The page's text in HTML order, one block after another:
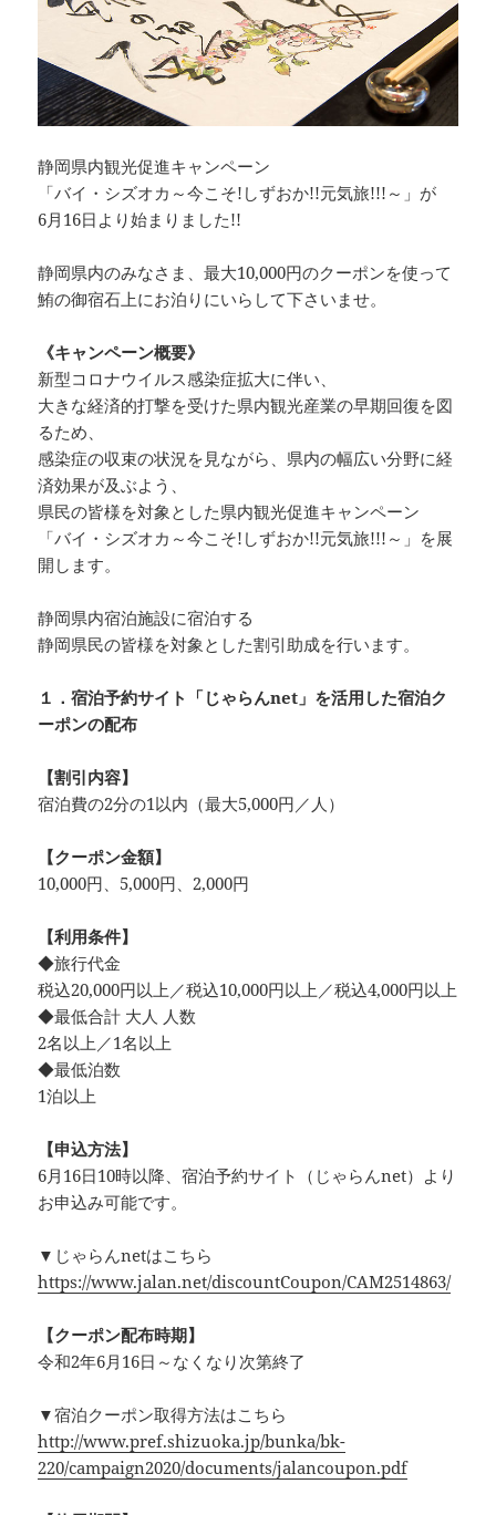
静岡県内観光促進キャンペーン
「バイ・シズオカ～今こそ!しずおか!!元気旅!!!～」が
6月16日より始まりました!!
静岡県内のみなさま、最大10,000円のクーポンを使って
鮪の御宿石上にお泊りにいらして下さいませ。
《キャンペーン概要》
新型コロナウイルス感染症拡大に伴い、
大きな経済的打撃を受けた県内観光産業の早期回復を図
るため、
感染症の収束の状況を見ながら、県内の幅広い分野に経
済効果が及ぶよう、
県民の皆様を対象とした県内観光促進キャンペーン
「バイ・シズオカ～今こそ!しずおか!!元気旅!!!～」を展
開します。
静岡県内宿泊施設に宿泊する
静岡県民の皆様を対象とした割引助成を行います。
１．宿泊予約サイト「じゃらんnet」を活用した宿泊ク
ーポンの配布
【割引内容】
宿泊費の2分の1以内（最大5,000円／人）
【クーポン金額】
10,000円、5,000円、2,000円
【利用条件】
◆旅行代金
税込20,000円以上／税込10,000円以上／税込4,000円以上
◆最低合計 大人 人数
2名以上／1名以上
◆最低泊数
1泊以上
【申込方法】
6月16日10時以降、宿泊予約サイト（じゃらんnet）より
お申込み可能です。
▼じゃらんnetはこちら
https://www.jalan.net/discountCoupon/CAM2514863/
【クーポン配布時期】
令和2年6月16日～なくなり次第終了
▼宿泊クーポン取得方法はこちら
http://www.pref.shizuoka.jp/bunka/bk-
220/campaign2020/documents/jalancoupon.pdf